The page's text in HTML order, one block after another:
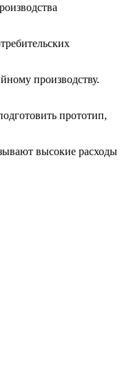
производству.
прототип,
высокие расходы